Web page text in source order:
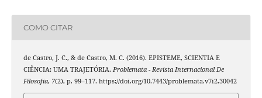
COMO CITAR
de Castro, J. C., & de Castro, M. C. (2016). EPISTEME, SCIENTIA E
CIÊNCIA: UMA TRAJETÓRIA. Problemata - Revista Internacional De
Filosofia, 7(2), p. 99–117. https://doi.org/10.7443/problemata.v7i2.30042